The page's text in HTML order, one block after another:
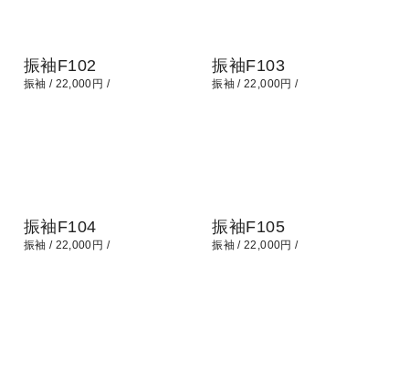
振袖F102
振袖 22,000円
振袖F103
振袖 22,000円
振袖F104
振袖 22,000円
振袖F105
振袖 22,000円